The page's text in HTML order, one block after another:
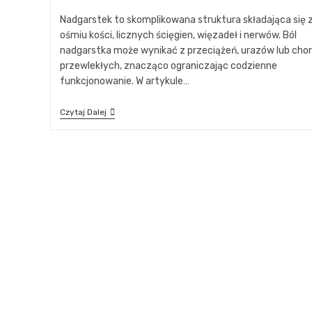
Nadgarstek to skomplikowana struktura składająca się z
ośmiu kości, licznych ścięgien, więzadeł i nerwów. Ból
nadgarstka może wynikać z przeciążeń, urazów lub
przewlekłych, znacząco ograniczając codzienne
funkcjonowanie. W artykule…
Czytaj Dalej